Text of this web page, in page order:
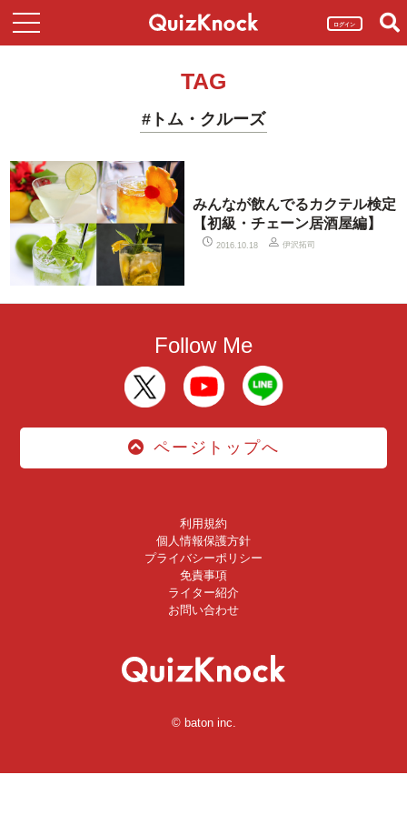
ログイン
TAG
#トム・クルーズ
みんなが飲んでるカクテル検定
【初級・チェーン居酒屋編】
2016.10.18 伊沢拓司
Follow Me
ページトップへ
利用規約
個人情報保護方針
プライバシーポリシー
免責事項
ライター紹介
お問い合わせ
© baton inc.